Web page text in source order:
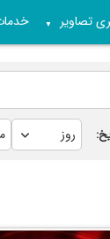
تصاویر ▼